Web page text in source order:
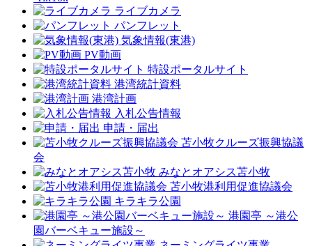
ライブカメラ
パンフレット
気象情報(東港)
PV動画
特設ポータルサイト
港湾統計資料
港湾計画
入札公告情報
申請・届出
苫小牧クルーズ振興協議
会
みなとオアシス苫小牧
苫小牧港利用促進協議会
キラキラ公園
港園亭 ～港公
園バーベキュー施設～